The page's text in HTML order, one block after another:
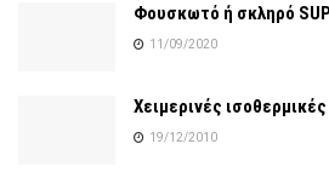
Φουσκωτό ή σκληρό
11/09/2020
Χειμερινές
19/12/2010